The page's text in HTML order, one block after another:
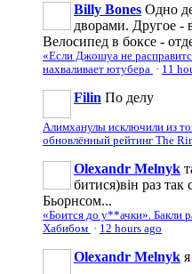
Billy Bones Одно
дворами. Другое -
Велосипед в боксе -
«Если Джошуа не
нахваливает ютубера · 11
Filin По делу
Алимханулы исключили из
обновлённый рейтинг The
Olexandr Melnyk
битися)він раз
Бьорнсом...
«Боится до у**ачки». Бакли
Хабибом · 12 hours ago
Olexandr Melnyk